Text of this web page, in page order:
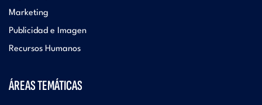
Marketing
Publicidad e Imagen
Recursos Humanos
ÁREAS TEMÁTICAS